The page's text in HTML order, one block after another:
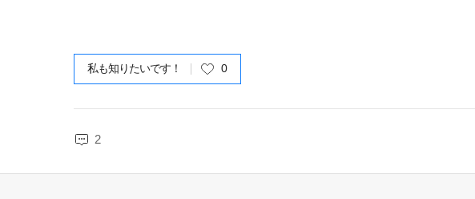
私も知りたいです！ 0
2